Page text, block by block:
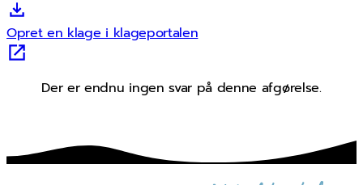
Opret en klage i klageportalen
Der er endnu ingen svar på denne afgørelse.